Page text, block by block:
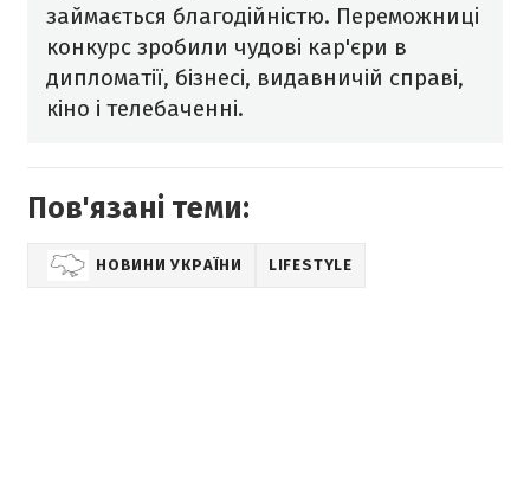
займається благодійністю. Переможниці
конкурс зробили чудові кар'єри в
дипломатії, бізнесі, видавничій справі,
кіно і телебаченні.
Пов'язані теми:
НОВИНИ УКРАЇНИ LIFESTYLE